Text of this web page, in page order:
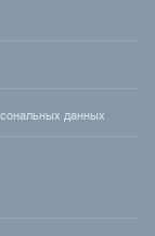
данных